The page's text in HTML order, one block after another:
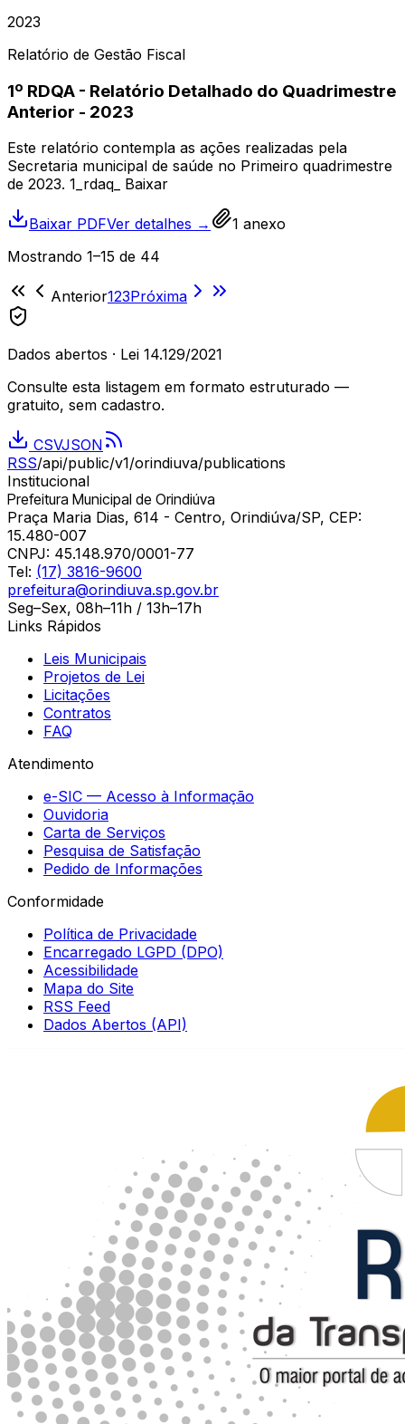
2023
Relatório de Gestão Fiscal
1º RDQA - Relatório Detalhado do Quadrimestre
Anterior - 2023
Este relatório contempla as ações realizadas pela
Secretaria municipal de saúde no Primeiro quadrimestre
de 2023. 1_rdaq_ Baixar
Baixar PDFVer detalhes → 1 anexo
Mostrando 1–15 de 44
Anterior123Próxima
Dados abertos · Lei 14.129/2021
Consulte esta listagem em formato estruturado —
gratuito, sem cadastro.
CSVJSON
RSS/api/public/v1/orindiuva/publications
Institucional
Prefeitura Municipal de Orindiúva
Praça Maria Dias, 614 - Centro, Orindiúva/SP, CEP:
15.480-007
CNPJ: 45.148.970/0001-77
Tel: (17) 3816-9600
prefeitura@orindiuva.sp.gov.br
Seg–Sex, 08h–11h / 13h–17h
Links Rápidos
Leis Municipais
Projetos de Lei
Licitações
Contratos
FAQ
Atendimento
e-SIC — Acesso à Informação
Ouvidoria
Carta de Serviços
Pesquisa de Satisfação
Pedido de Informações
Conformidade
Política de Privacidade
Encarregado LGPD (DPO)
Acessibilidade
Mapa do Site
RSS Feed
Dados Abertos (API)